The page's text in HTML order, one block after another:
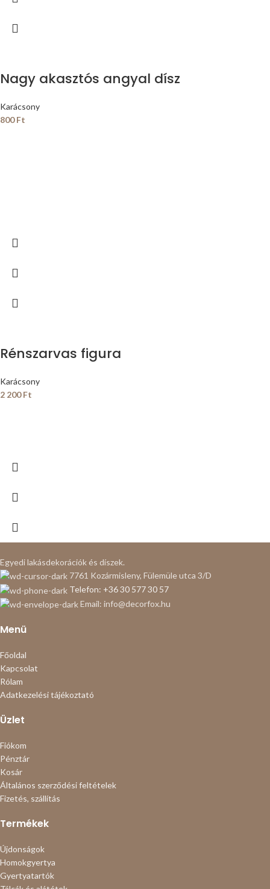
Nagy akasztós angyal dísz
Karácsony
800Ft
Rénszarvas figura
Karácsony
2 200Ft
Egyedi lakásdekorációk és díszek.
7761 Kozármisleny, Fülemüle utca 3/D
Telefon: +36 30 577 30 57
Email: info@decorfox.hu
Menü
Főoldal
Kapcsolat
Rólam
Adatkezelési tájékoztató
Üzlet
Fiókom
Pénztár
Kosár
Általános szerződési feltételek
Fizetés, szállítás
Termékek
Újdonságok
Homokgyertya
Gyertyatartók